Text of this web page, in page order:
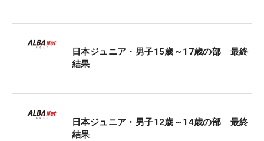
日本ジュニア・男子15歳～17歳の部 最終
結果
日本ジュニア・男子12歳～14歳の部 最終
結果